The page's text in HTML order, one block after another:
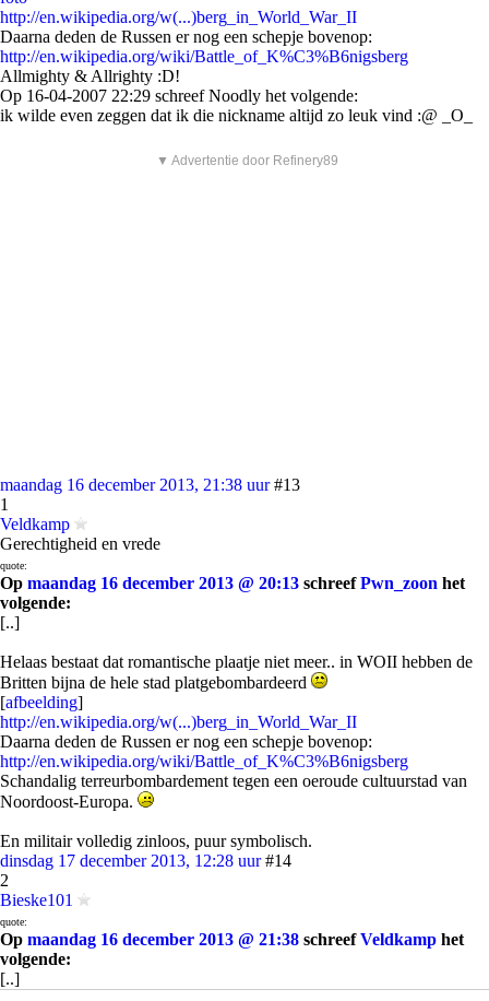
http://en.wikipedia.org/w(...)berg_in_World_War_II
Daarna deden de Russen er nog een schepje bovenop:
http://en.wikipedia.org/wiki/Battle_of_K%C3%B6nigsberg
Allmighty & Allrighty :D!
Op 16-04-2007 22:29 schreef Noodly het volgende:
ik wilde even zeggen dat ik die nickname altijd zo leuk vind :@ _O_
▼ Advertentie door Refinery89
maandag 16 december 2013, 21:38 uur #13
1
Veldkamp
Gerechtigheid en vrede
quote:
Op maandag 16 december 2013 @ 20:13 schreefPwn_zoon het
volgende:
[..]
Helaas bestaat dat romantische plaatje niet meer.. in WOII hebben de
Britten bijna de hele stad platgebombardeerd
[afbeelding]
http://en.wikipedia.org/w(...)berg_in_World_War_II
Daarna deden de Russen er nog een schepje bovenop:
http://en.wikipedia.org/wiki/Battle_of_K%C3%B6nigsberg
Schandalig terreurbombardement tegen een oeroude cultuurstad van
Noordoost-Europa.
En militair volledig zinloos, puur symbolisch.
dinsdag 17 december 2013, 12:28 uur #14
2
Bieske101
quote:
Op maandag 16 december 2013 @ 21:38 schreefVeldkamp het
volgende:
[..]